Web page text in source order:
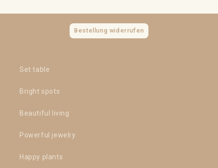
Bestellung widerrufen
Set table
Bright spots
Beautiful living
Powerful jewelry
Happy plants